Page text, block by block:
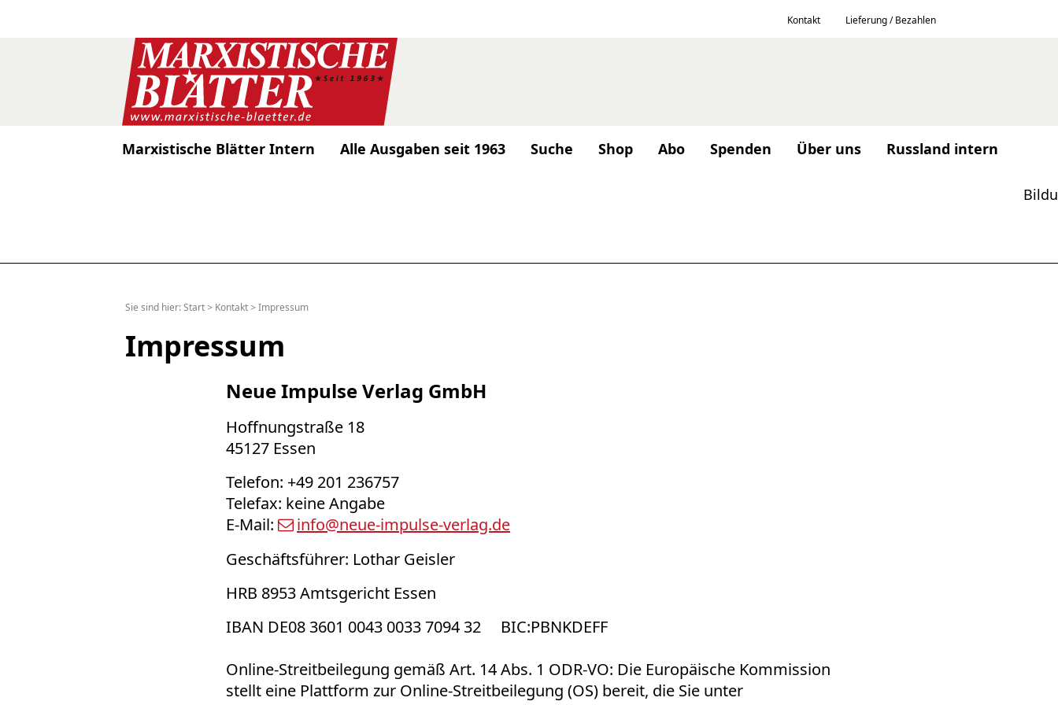
Marxistische Blätter Intern Alle Ausgaben seit 1963 Suche Shop Abo Spenden Über uns Russland intern
Kontakt Lieferung / Bezahlen
Sie sind hier:Start > Kontakt >Impressum
Impressum
Neue Impulse Verlag GmbH
Hoffnungstraße 18
45127 Essen
Telefon: +49 201 236757
Telefax: keine Angabe
E-Mail:
info@neue-impulse-verlag.de
Geschäftsführer: Lothar Geisler
HRB 8953 Amtsgericht Essen
IBAN DE08 3601 0043 0033 7094 32 BIC:PBNKDEFF
Online-Streitbeilegung gemäß Art. 14 Abs. 1 ODR-VO: Die Europäische Kommission
stellt eine Plattform zur Online-Streitbeilegung (OS) bereit, die Sie unter